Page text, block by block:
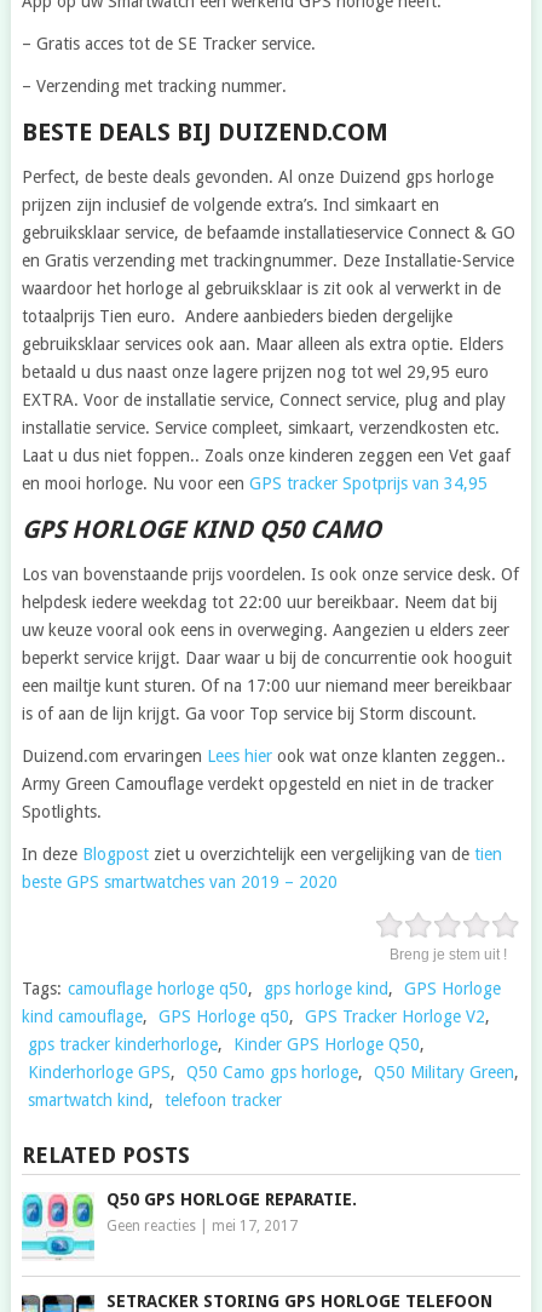
– Gratis acces tot de SE Tracker service.
– Verzending met tracking nummer.
BESTE DEALS BIJ DUIZEND.COM
Perfect, de beste deals gevonden. Al onze Duizend gps horloge
prijzen zijn inclusief de volgende extra’s. Incl simkaart en
gebruiksklaar service, de befaamde installatieservice Connect & GO
en Gratis verzending met trackingnummer. Deze Installatie-Service
waardoor het horloge al gebruiksklaar is zit ook al verwerkt in de
totaalprijs Tien euro. Andere aanbieders bieden dergelijke
gebruiksklaar services ook aan. Maar alleen als extra optie. Elders
betaald u dus naast onze lagere prijzen nog tot wel 29,95 euro
EXTRA. Voor de installatie service, Connect service, plug and play
installatie service. Service compleet, simkaart, verzendkosten etc.
Laat u dus niet foppen.. Zoals onze kinderen zeggen een Vet gaaf
en mooi horloge. Nu voor een GPS tracker Spotprijs van 34,95
GPS HORLOGE KIND Q50 CAMO
Los van bovenstaande prijs voordelen. Is ook onze service desk. Of
helpdesk iedere weekdag tot 22:00 uur bereikbaar. Neem dat bij
uw keuze vooral ook eens in overweging. Aangezien u elders zeer
beperkt service krijgt. Daar waar u bij de concurrentie ook hooguit
een mailtje kunt sturen. Of na 17:00 uur niemand meer bereikbaar
is of aan de lijn krijgt. Ga voor Top service bij Storm discount.
Duizend.com ervaringen Lees hierook wat onze klanten zeggen..
Army Green Camouflage verdekt opgesteld en niet in de tracker
Spotlights.
In deze Blogpostziet u overzichtelijk een vergelijking van de tien
beste GPS smartwatches van 2019 – 2020
Breng je stem uit !
Tags: camouflage horloge q50, gps horloge kind,
GPS Horloge
kind camouflage, GPS Horloge q50, GPS Tracker Horloge V2,
gps tracker kinderhorloge, Kinder GPS Horloge Q50,
Kinderhorloge GPS, Q50 Camo gps horloge, Q50 Military Green,
smartwatch kind, telefoon tracker
RELATED POSTS
Q50 GPS HORLOGE REPARATIE.
Geen reacties| mei 17, 2017
SETRACKER STORING GPS HORLOGE TELEFOON